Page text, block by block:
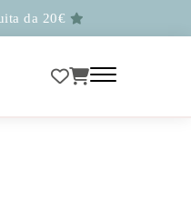
da 20€